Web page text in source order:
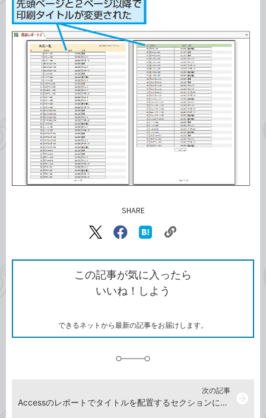
SHARE
X（旧
で
シ
ェ
ア
Facebook
シ
ェ
ア
な
ッ
ク
ク
ク
を
コ
この記事が気に入ったら
いいね！しよう
できるネットから最新の記事をお届けします。
次の記事
Accessのレポートでタイトルを配置するセクションによる印刷結果の違い